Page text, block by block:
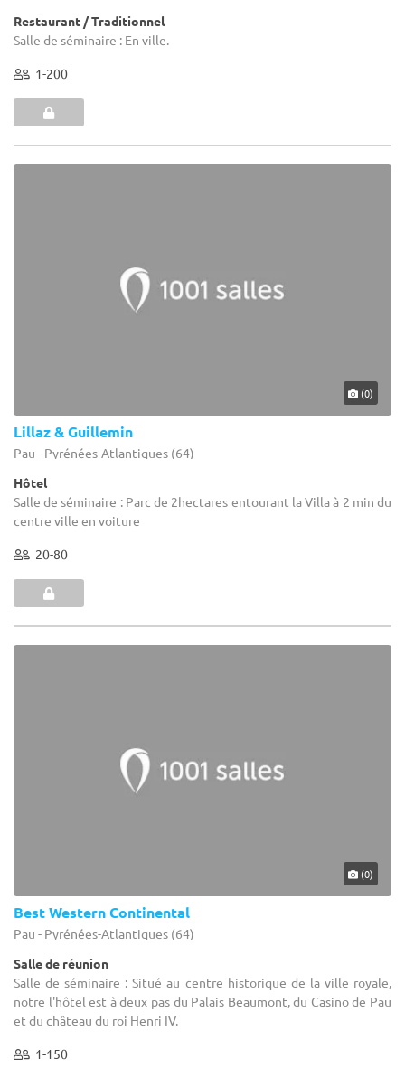
Restaurant / Traditionnel
Salle de séminaire : En ville.
1-200
(0)
Lillaz & Guillemin
Pau - Pyrénées-Atlantiques (64)
Hôtel
Salle de séminaire : Parc de 2hectares entourant la Villa à 2 min du
centre ville en voiture
20-80
(0)
Best Western Continental
Pau - Pyrénées-Atlantiques (64)
Salle de réunion
Salle de séminaire : Situé au centre historique de la ville royale,
notre l'hôtel est à deux pas du Palais Beaumont, du Casino de Pau
et du château du roi Henri IV.
1-150